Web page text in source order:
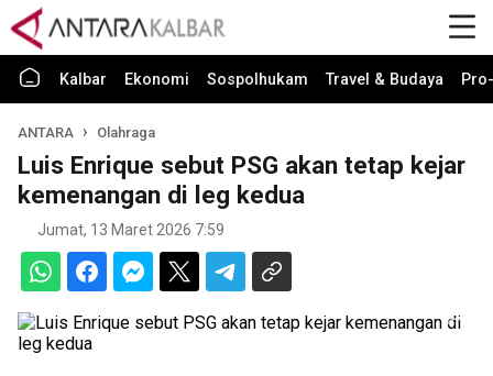
Kalbar Ekonomi Sospolhukam Travel & Budaya
ANTARA Olahraga
Luis Enrique sebut PSG akan tetap kejar
kemenangan di leg kedua
Jumat, 13 Maret 2026 7:59